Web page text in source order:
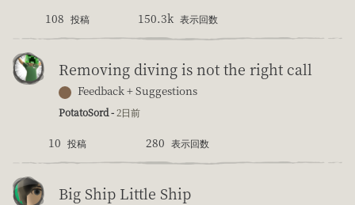
108 投稿 150.3k 表示回数
Removing diving is not the right call
Feedback + Suggestions
PotatoSord -2日前
10 投稿 280 表示回数
Big Ship Little Ship